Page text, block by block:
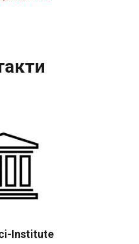
Institute